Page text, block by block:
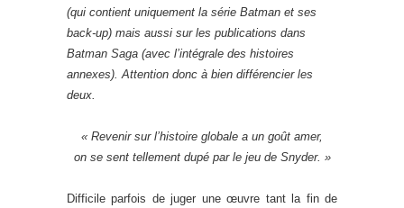
(qui contient uniquement la série Batman et ses
back-up) mais aussi sur les publications dans
Batman Saga (avec l’intégrale des histoires
annexes). Attention donc à bien différencier les
deux.
« Revenir sur l’histoire globale a un goût amer,
on se sent tellement dupé par le jeu de Snyder. »
Difficile parfois de juger une œuvre tant la fin de